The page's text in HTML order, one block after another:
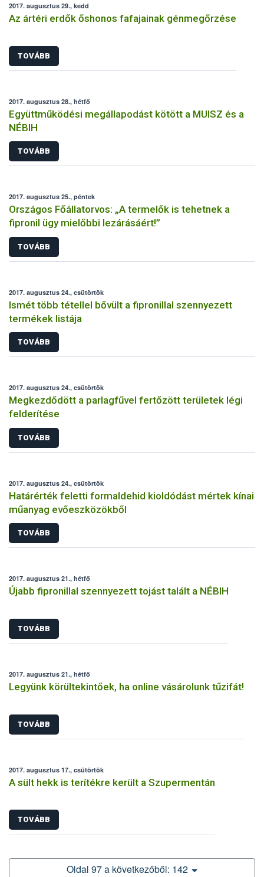
2017. augusztus 29., kedd
Az ártéri erdők őshonos fafajainak génmegőrzése
TOVÁBB
2017. augusztus 28., hétfő
Együttműködési megállapodást kötött a MUISZ és a
NÉBIH
TOVÁBB
2017. augusztus 25., péntek
Országos Főállatorvos: „A termelők is tehetnek a
fipronil ügy mielőbbi lezárásáért!”
TOVÁBB
2017. augusztus 24., csütörtök
Ismét több tétellel bővült a fipronillal szennyezett
termékek listája
TOVÁBB
2017. augusztus 24., csütörtök
Megkezdődött a parlagfűvel fertőzött területek légi
felderítése
TOVÁBB
2017. augusztus 24., csütörtök
Határérték feletti formaldehid kioldódást mértek kínai
műanyag evőeszközökből
TOVÁBB
2017. augusztus 21., hétfő
Újabb fipronillal szennyezett tojást talált a NÉBIH
TOVÁBB
2017. augusztus 21., hétfő
Legyünk körültekintőek, ha online vásárolunk tűzifát!
TOVÁBB
2017. augusztus 17., csütörtök
A sült hekk is terítékre került a Szupermentán
TOVÁBB
Oldal 97 a következőből: 142